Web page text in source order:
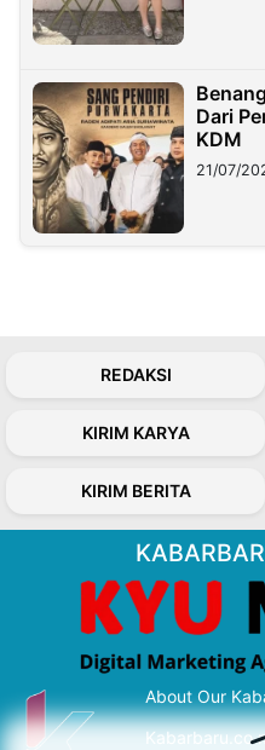
Dari
KDM
21/07/
REDAKSI
KIRIM KARYA
KIRIM BERITA
About Our
Kabarbaru.co